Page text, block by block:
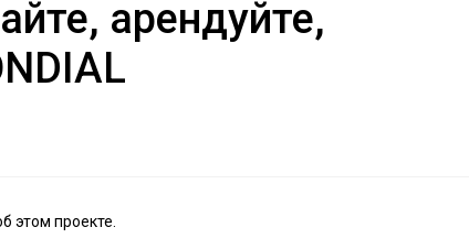
арендуйте,
этом проекте.